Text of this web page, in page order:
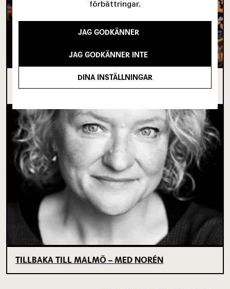
I SPRICKAN MELLAN DET SOM VARIT OCH DET
SOM ÄNNU INTE BÖRJAT
TILLBAKA TILL MALMÖ – MED NORÉN
förbättringar.
JAG GODKÄNNER
JAG GODKÄNNER INTE
DINA INSTÄLLNINGAR